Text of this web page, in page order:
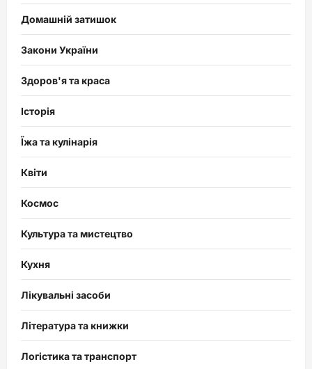
Домашній затишок
Закони України
Здоров'я та краса
Історія
Їжа та кулінарія
Квіти
Космос
Культура та мистецтво
Кухня
Лікувальні засоби
Література та книжки
Логістика та транспорт